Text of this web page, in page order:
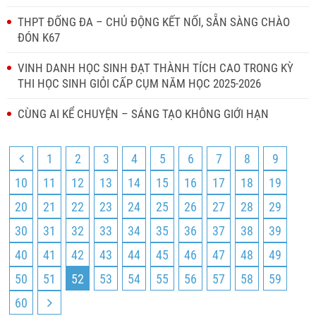
THPT ĐỐNG ĐA – CHỦ ĐỘNG KẾT NỐI, SẴN SÀNG CHÀO
ĐÓN K67
VINH DANH HỌC SINH ĐẠT THÀNH TÍCH CAO TRONG KỲ
THI HỌC SINH GIỎI CẤP CỤM NĂM HỌC 2025-2026
CÙNG AI KỂ CHUYỆN – SÁNG TẠO KHÔNG GIỚI HẠN
1 2 3 4 5 6 7 8
9
10
11 12 13 14 15 16 17 18
19
20
21 22 23 24 25 26 27 28
29
30
31 32 33 34 35 36 37 38
39
40
41 42 43 44 45 46 47 48
49
50
51 52 53 54 55 56 57 58
59
60